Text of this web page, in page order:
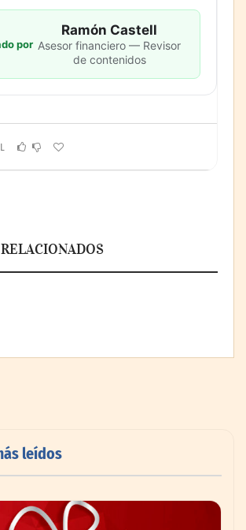
por
Ramón Castell
Asesor financiero — Revisor
de contenidos
será decisivo para
del X Concurso de
leídos